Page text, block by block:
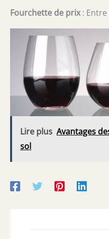
Fourchette de prix:
Lire plus Avantages
sol